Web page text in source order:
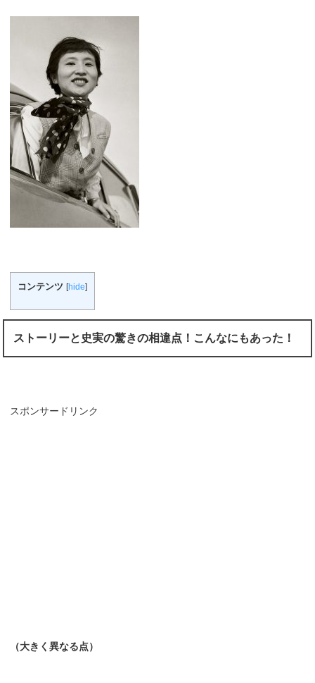
コンテンツ [hide]
ストーリーと史実の驚きの相違点！こんなにもあった！
スポンサードリンク
（大きく異なる点）